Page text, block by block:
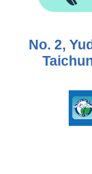
No. 2,